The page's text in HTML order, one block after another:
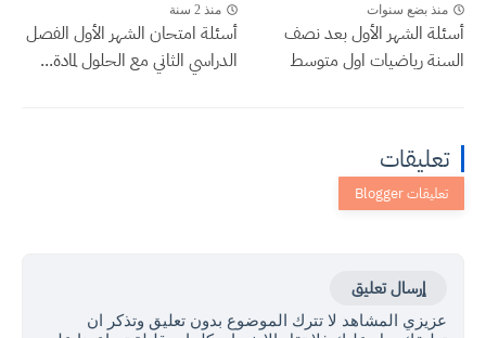
منذ بضع سنوات
أسئلة الشهر الأول بعد نصف
السنة رياضيات اول متوسط
منذ 2 سنة
أسئلة امتحان الشهر الأول الفصل
الدراسي الثاني مع الحلول لمادة...
تعليقات
إرسال تعليق
عزيزي المشاهد لا تترك الموضوع بدون تعليق وتذكر ان